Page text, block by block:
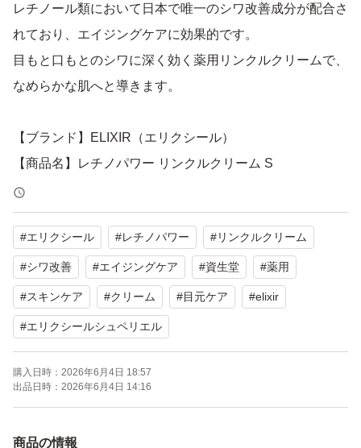
レチノール類において日本で唯一のシワ改善成分が配合さ
れており、エイジングケアに効果的です。
目もと口もとのシワに深く効く薬用リンクルクリームで、
なめらかな肌へと導きます。
【ブランド】ELIXIR（エリクシール）
【商品名】レチノパワー リンクルクリーム S
【容量】15g
【商品の状態】未使用
【カラー】ホワイト系
よろしくお願いいたします。
ム S 15g
ブランド：ELIXIR（コスメ） エリクシールシュペリエル
#エリクシール #レチノパワー #リンクルクリーム
#シワ改善 #エイジングケア #資生堂 #薬用
#スキンケア #クリーム #目元ケア #elixir
#エリクシールシュペリエル
購入日時： 2026年6月4日 18:57
出品日時： 2026年6月4日 14:16
商品の情報